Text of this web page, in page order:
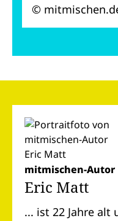
©
mitmischen-Autor
Eric Matt
... ist 22 Jahre